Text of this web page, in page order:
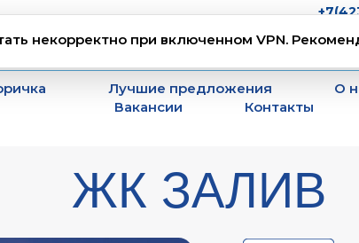
некорректно при включенном VPN.
г.
Лучшие предложения О
Вакансии
Контакты
ЖК ЗАЛИВ